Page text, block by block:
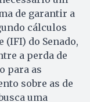
de garantir a
cálculos
do Senado,
a perda de
para as
sobre as de
uma